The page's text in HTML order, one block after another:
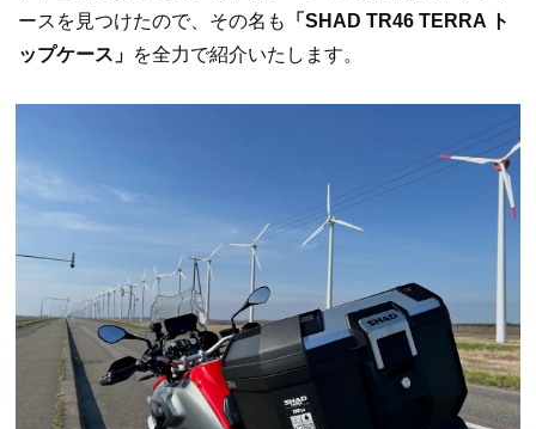
ースを見つけたので、その名も
「SHAD TR46 TERRA ト
ップケース」 を全力で紹介いたします。